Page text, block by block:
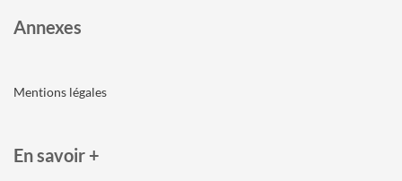
Annexes
Mentions légales
En savoir +